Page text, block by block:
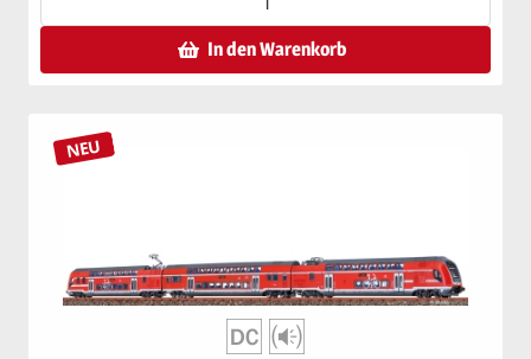
In den Warenkorb
NEU